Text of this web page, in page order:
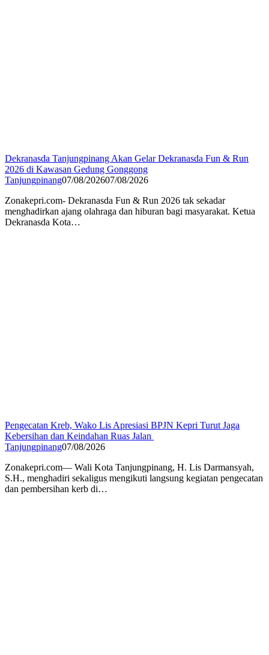
Dekranasda Tanjungpinang Akan Gelar Dekranasda Fun & Run
2026 di Kawasan Gedung Gonggong
Tanjungpinang07/08/202607/08/2026
Zonakepri.com- Dekranasda Fun & Run 2026 tak sekadar
menghadirkan ajang olahraga dan hiburan bagi masyarakat. Ketua
Dekranasda Kota…
Pengecatan Kreb, Wako Lis Apresiasi BPJN Kepri Turut Jaga
Kebersihan dan Keindahan Ruas Jalan
Tanjungpinang07/08/2026
Zonakepri.com— Wali Kota Tanjungpinang, H. Lis Darmansyah,
S.H., menghadiri sekaligus mengikuti langsung kegiatan pengecatan
dan pembersihan kerb di…